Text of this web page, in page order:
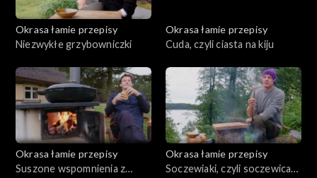
Okrasa łamie przepisy
Niezwykłe grzybowniczki
Okrasa łamie przepisy
Cuda, czyli ciasta na kiju
Okrasa łamie przepisy
Suszone wspomnienia z
Okrasa łamie przepisy
Soczewiaki, czyli soczewica